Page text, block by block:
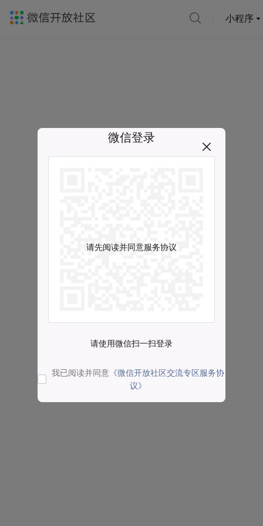
小程序
微信登录
请先阅读并同意服务协议
请使用微信扫一扫登录
我已阅读并同意 《微信开放社区交流专区服务协
议》